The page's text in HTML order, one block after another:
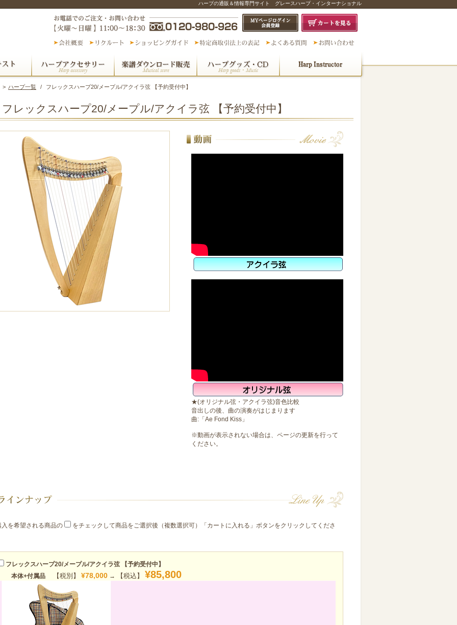
ハープの通販＆情報専門サイト グレースハープ・インターナショナル
> ハープ一覧 / フレックスハープ20/メープル/アクイラ弦 【予約受付中】
フレックスハープ20/メープル/アクイラ弦 【予約受付中】
★(オリジナル弦・アクイラ弦)音色比較
音出しの後、曲の演奏がはじまります
曲:「Ae Fond Kiss」
※動画が表示されない場合は、ページの更新を行って
ください。
入を希望される商品の
をチェックして商品をご選択後（複数選択可）「カートに入れる」ボタンをクリックしてくださ
フレックスハープ20/メープル/アクイラ弦 【予約受付中】
本体+付属品
【税別】 ¥78,000 → 【税込】 ¥85,800